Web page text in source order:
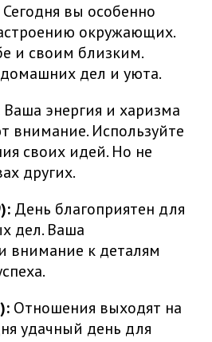
Сегодня вы особенно
окружающих.
и своим близким.
дел и уюта.
Ваша энергия и харизма
внимание. Используйте
своих идей. Но не
других.
День благоприятен для
дел. Ваша
внимание к деталям
Отношения выходят на
удачный день для